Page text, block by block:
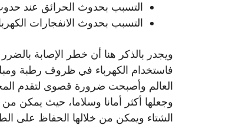
التسبب بحدوث الحرائق عند
التسبب بحدوث الانفجارات
ويجدر بالذكر هنا أن خطر الإصابة
فاستخدام الكهرباء في ظروف رطبة
العالم وأصبحت ضرورة قصوى لتقدم
وجعلها أكثر أمانا وسلاما، حيث يمكن
الشتاء ويمكن من خلالها الحفاظ على